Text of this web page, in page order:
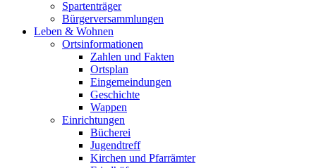
Spartenträger
Bürgerversammlungen
Leben & Wohnen
Ortsinformationen
Zahlen und Fakten
Ortsplan
Eingemeindungen
Geschichte
Wappen
Einrichtungen
Bücherei
Jugendtreff
Kirchen und Pfarrämter